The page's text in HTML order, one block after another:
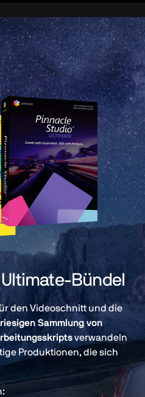
Bündel
den Videoschnitt und die
Sammlung von
verwandeln
Produktionen, die sich